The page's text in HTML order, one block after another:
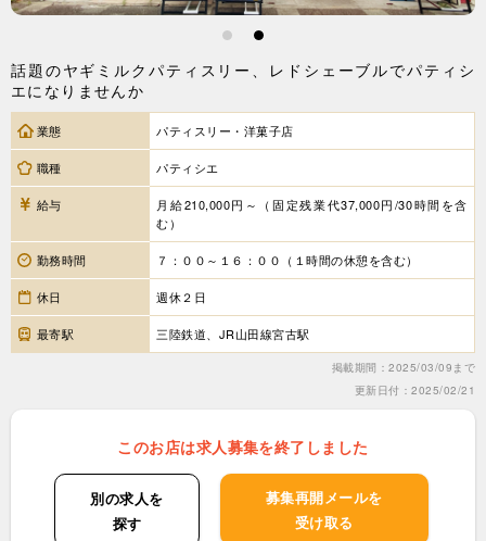
1 2
話題のヤギミルクパティスリー、レドシェーブルでパティシ
エになりませんか
業態 パティスリー・洋菓子店
職種 パティシエ
給与
月給210,000円～（固定残業代37,000円/30時間を含
む）
勤務時間 ７：００～１６：００（１時間の休憩を含む）
休日 週休２日
最寄駅 三陸鉄道、JR山田線宮古駅
掲載期間：2025/03/09まで
更新日付：2025/02/21
このお店は求人募集を終了しました
別の求人を
探す
募集再開メールを
受け取る